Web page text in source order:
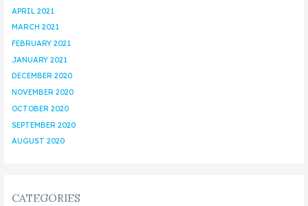
APRIL 2021
MARCH 2021
FEBRUARY 2021
JANUARY 2021
DECEMBER 2020
NOVEMBER 2020
OCTOBER 2020
SEPTEMBER 2020
AUGUST 2020
CATEGORIES